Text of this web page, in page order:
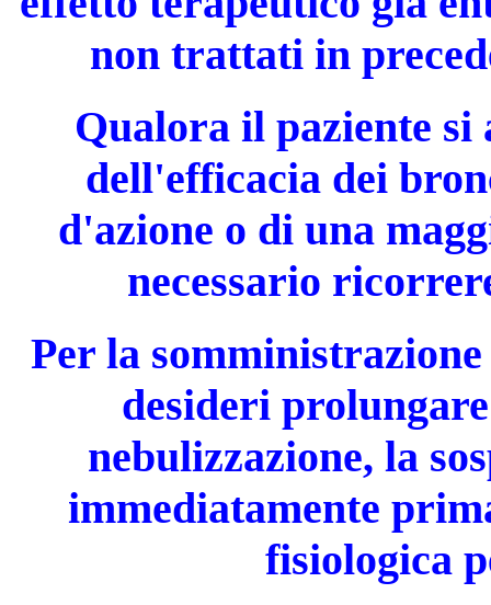
non trattati in
Qualora il paziente si
dell'efficacia dei
d'azione o di una
necessario
Per la
desideri
nebulizzazione, la
immediatamente
fisiologica